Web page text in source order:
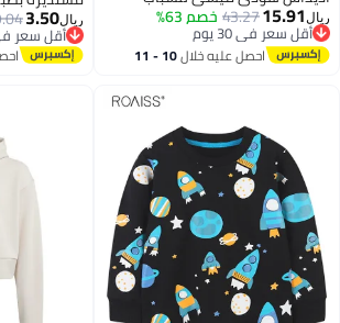
ريال 15.91
43.27خصم 63%
أقل سعر في 30 يوم
أقل سعر في 30 يوماحصل عليه خلال 10 - 11
ريال3.50
أقل سعر في 7
أقل سعر في 7